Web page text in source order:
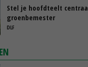
Stel je hoofdteelt
groenbemester
DLF